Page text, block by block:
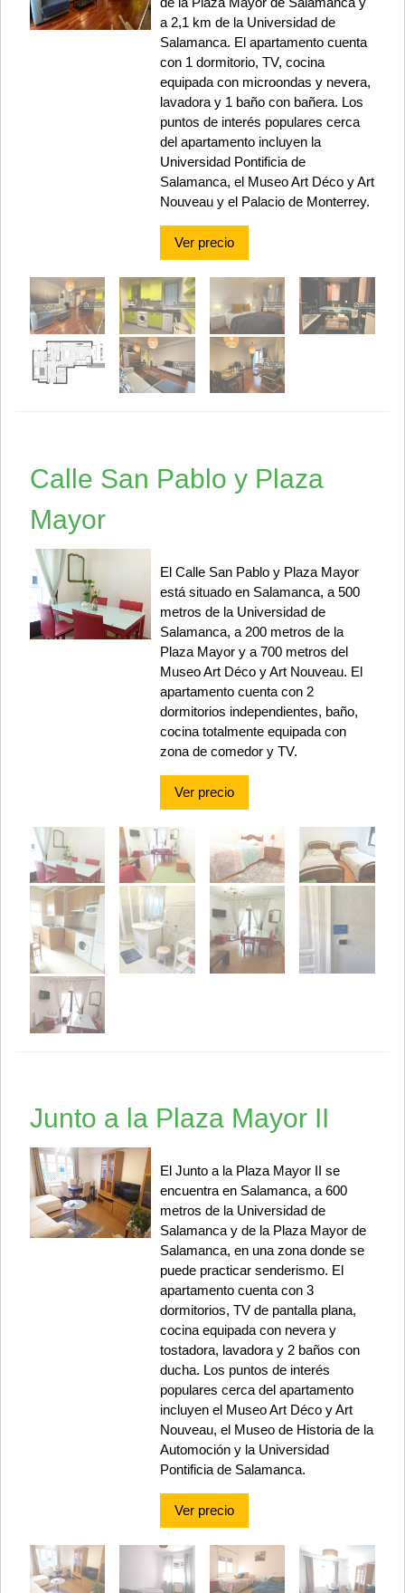
a 2,1 km de la Universidad de
Salamanca. El apartamento cuenta
con 1 dormitorio, TV, cocina
equipada con microondas y nevera,
lavadora y 1 baño con bañera. Los
puntos de interés populares cerca
del apartamento incluyen la
Universidad Pontificia de
Salamanca, el Museo Art Déco y Art
Nouveau y el Palacio de Monterrey.
Ver precio
Calle San Pablo y Plaza
Mayor
El Calle San Pablo y Plaza Mayor
está situado en Salamanca, a 500
metros de la Universidad de
Salamanca, a 200 metros de la
Plaza Mayor y a 700 metros del
Museo Art Déco y Art Nouveau. El
apartamento cuenta con 2
dormitorios independientes, baño,
cocina totalmente equipada con
zona de comedor y TV.
Ver precio
Junto a la Plaza Mayor II
El Junto a la Plaza Mayor II se
encuentra en Salamanca, a 600
metros de la Universidad de
Salamanca y de la Plaza Mayor de
Salamanca, en una zona donde se
puede practicar senderismo. El
apartamento cuenta con 3
dormitorios, TV de pantalla plana,
cocina equipada con nevera y
tostadora, lavadora y 2 baños con
ducha. Los puntos de interés
populares cerca del apartamento
incluyen el Museo Art Déco y Art
Nouveau, el Museo de Historia de la
Automoción y la Universidad
Pontificia de Salamanca.
Ver precio